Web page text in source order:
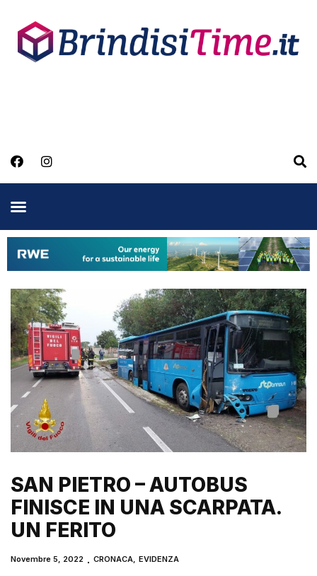
SAN PIETRO – AUTOBUS
FINISCE IN UNA SCARPATA.
UN FERITO
Novembre 5, 2022 CRONACA ,EVIDENZA